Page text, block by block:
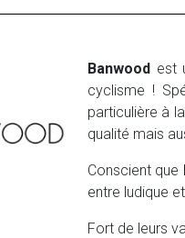
Banwood est
cyclisme !
particulière à
qualité mais
Conscient que
entre ludique
Fort de leurs